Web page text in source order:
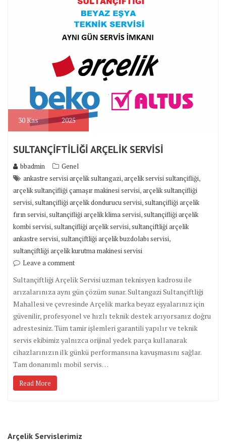
30Kas 2025
SULTANÇİFTİLİĞİ ARÇELİK SERVİSİ
bbadmin
Genel
ankastre servisi arçelik sultangazi,arçelik servisi sultançifliği,
arçelik sultançifliği çamaşır makinesi servisi,arçelik sultançifliği
servisi,sultançifliği arçelik dondurucu servisi,sultançifliği arçelik
fırın servisi,sultançifliği arçelik klima servisi,sultançifliği arçelik
kombi servisi,sultançifliği arçelik servisi,sultançiftliği arçelik
ankastre servisi,sultançiftliği arçelik buzdolabı servisi,
sultançiftliği arçelik kurutma makinesi servisi
Leave a comment
Sultançiftliği Arçelik Servisi uzman teknisyen kadrosu ile
arızalarınıza aynı gün çözüm sunar. Sultangazi Sultançiftliği
Mahallesi ve çevresinde Arçelik marka beyaz eşyalarınız için
güvenilir, profesyonel ve hızlı teknik destek arıyorsanız doğru
adrestesiniz. Tüm tamir işlemleri garantili yapılır ve teknik
servis ekibimiz yalnızca orijinal yedek parça kullanarak
cihazlarınızın ilk günkü performansına kavuşmasını sağlar.
Tam donanımlı mobil servis…
Read More
Arçelik Servislerimiz